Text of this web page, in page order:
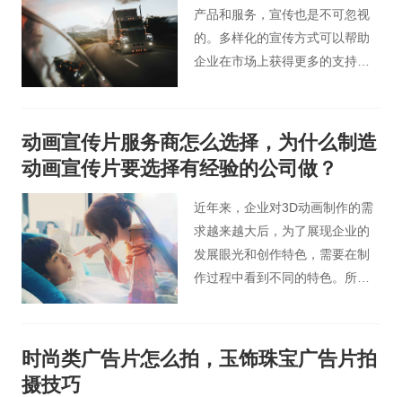
有哪些魔性广告片能让你笑到肚
子疼。
产品和服务，宣传也是不可忽视
的。多样化的宣传方式可以帮助
企业在市场上获得更多的支持。
视上、网络平台上，我们都可以
看到各种各样的企业宣传片，那
么，企业宣传片对企业的发展有
什么意义呢？下面桃花谷影视广
告公司小编对这个问题做下详细
介绍。
动画宣传片服务商怎么选择，为什么制造
动画宣传片要选择有经验的公司做？
近年来，企业对3D动画制作的需
求越来越大后，为了展现企业的
发展眼光和创作特色，需要在制
作过程中看到不同的特色。所以
就是动画宣传片服务商怎么选
择，今天桃花谷宣传片小编为大
时尚类广告片怎么拍，玉饰珠宝广告片拍
摄技巧